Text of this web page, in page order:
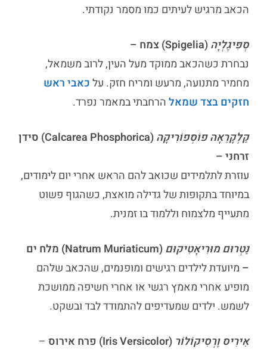
הכאב מרגיש לעיתים כמו מסמר נקודתי.
סְפִּיגֶלְיָה(Spigelia) צמח –
נבחרת כשהכאב ממוקד מעל העין, לרוב משמאל,
מחמיר מתנועה, מרעש ומריח חזק. עלכאבי ראש
חזקים בצד שמאלהרחבתי במאמר נפרד.
קַלְקָרֵאָה פוֹסְפוֹרִיקָה
(Calcarea Phosphorica) סידן
זרחני –
עוזרת לתלמידים שכואב להם הראש אחרי יום לימודים,
במיוחד בתקופות של גדילה מואצת, כשהגוף פשוט
מתעייף מלצמוח וללמוד בו זמנית.
נַטְרוּם מוּרִיאָטִיקוּם
(Natrum Muriaticum) מלח ים
– מיועדת לילדים רגישים ומופנמים, שהכאב שלהם
מופיע אחרי מאמץ רגשי או אחרי חשיפה ממושכת
לשמש. ילדים שמעדיפים להתמודד לבד ובשקט.
אִירִיס וֶרְסִיקוֹלוֹר (Iris Versicolor) פרח אירוס
–